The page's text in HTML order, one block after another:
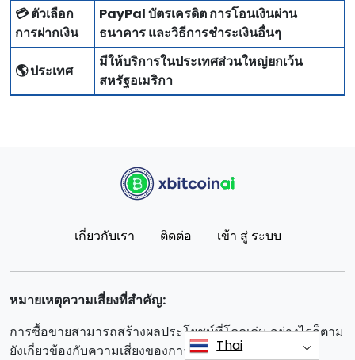
💳 ตัวเลือก
การฝากเงิน
PayPal บัตรเครดิต การโอนเงินผ่าน
ธนาคาร และวิธีการชําระเงินอื่นๆ
🌎 ประเทศ
มีให้บริการในประเทศส่วนใหญ่ยกเว้น
สหรัฐอเมริกา
เกี่ยวกับเรา ติดต่อ เข้า สู่ ระบบ
หมายเหตุความเสี่ยงที่สําคัญ:
การซื้อขายสามารถสร้างผลประโยชน์ที่โดดเด่น อย่างไรก็ตาม
ยังเกี่ยวข้องกับความเสี่ยงของการสูญเสียเงินทุนบางส่วน/
Thai